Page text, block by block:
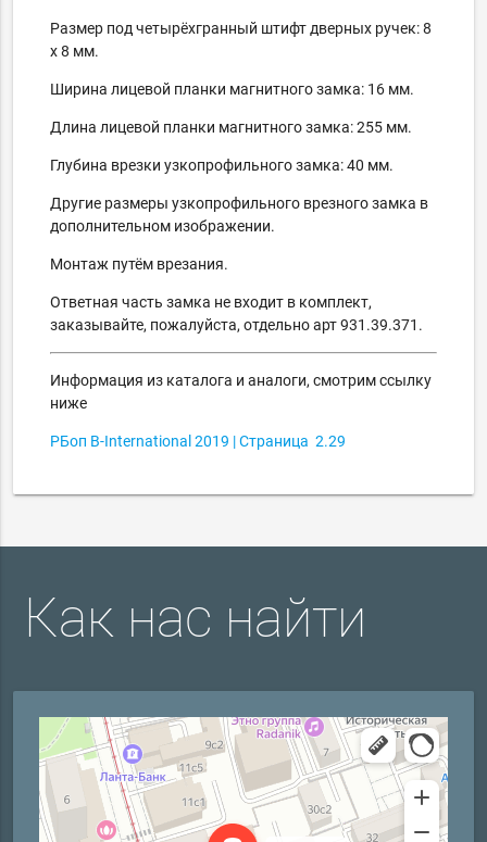
Размер под четырёхгранный штифт дверных ручек: 8
х 8 мм.
Ширина лицевой планки магнитного замка: 16 мм.
Длина лицевой планки магнитного замка: 255 мм.
Глубина врезки узкопрофильного замка: 40 мм.
Другие размеры узкопрофильного врезного замка в
дополнительном изображении.
Монтаж путём врезания.
Ответная часть замка не входит в комплект,
заказывайте, пожалуйста, отдельно арт 931.39.371.
Информация из каталога и аналоги, смотрим ссылку
ниже
РБоп B-International2019 |Страница2.29
Как нас найти